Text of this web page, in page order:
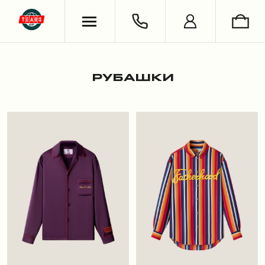
ХУДИ & СВИТШОТЫ
ШОРТЫ
ОБУВЬ
НОСКИ
СЪЕМКИ
РУБАШКИ